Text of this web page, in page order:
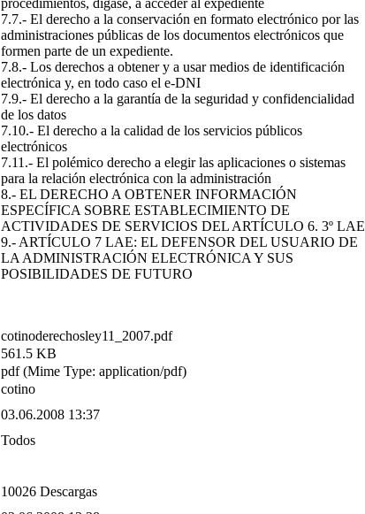
7.7.- El derecho a la conservación en formato electrónico por las
administraciones públicas de los documentos electrónicos que
formen parte de un expediente.
7.8.- Los derechos a obtener y a usar medios de identificación
electrónica y, en todo caso el e-DNI
7.9.- El derecho a la garantía de la seguridad y confidencialidad
de los datos
7.10.- El derecho a la calidad de los servicios públicos
electrónicos
7.11.- El polémico derecho a elegir las aplicaciones o sistemas
para la relación electrónica con la administración
8.- EL DERECHO A OBTENER INFORMACIÓN
ESPECÍFICA SOBRE ESTABLECIMIENTO DE
ACTIVIDADES DE SERVICIOS DEL ARTÍCULO 6. 3º LAE
9.- ARTÍCULO 7 LAE: EL DEFENSOR DEL USUARIO DE
LA ADMINISTRACIÓN ELECTRÓNICA Y SUS
POSIBILIDADES DE FUTURO
cotinoderechosley11_2007.pdf
561.5 KB
pdf (Mime Type: application/pdf)
cotino
03.06.2008 13:37
Todos
10026 Descargas